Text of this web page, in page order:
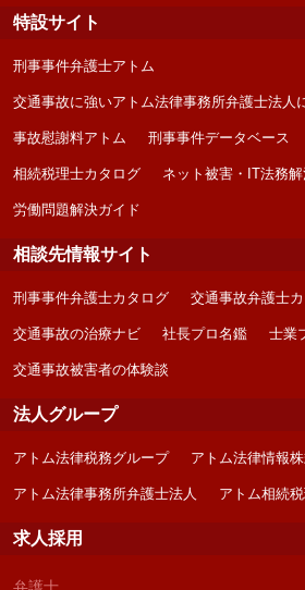
特設サイト
刑事事件弁護士アトム
交通事故に強いアトム法律事務所弁護士法人
事故慰謝料アトム 刑事事件データベース
相続税理士カタログ ネット被害・IT法務
労働問題解決ガイド
相談先情報サイト
刑事事件弁護士カタログ 交通事故弁護士
交通事故の治療ナビ 社長プロ名鑑 士業
交通事故被害者の体験談
法人グループ
アトム法律税務グループ アトム法律情報
アトム法律事務所弁護士法人 アトム相続
求人採用